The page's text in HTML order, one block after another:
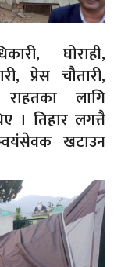
घोराही,
प्रेस चौतारी,
राहतका लागि
। तिहार लगत्तै
खटाउन